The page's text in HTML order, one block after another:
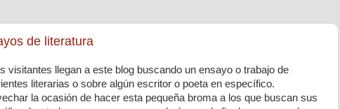
de literatura
visitantes llegan a este blog buscando un ensayo o trabajo de
literarias o sobre algún escritor o poeta en específico.
la ocasión de hacer esta pequeña broma a los que buscan sus